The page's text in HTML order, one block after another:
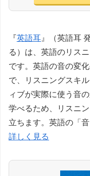
『英語耳 』（英語耳
る）は、英語のリス
です。英語の音の変
で、リスニングスキ
ィブが実際に使う音
学べるため、リスニ
立ちます。英語の「
詳しく見る